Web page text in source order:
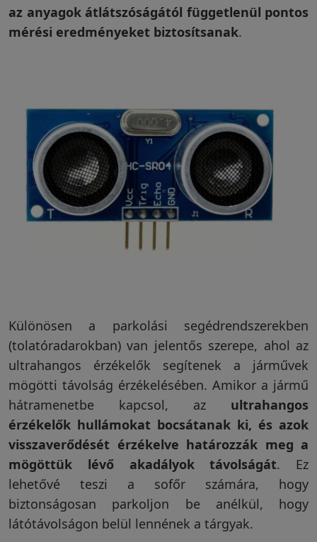
az anyagok átlátszóságától függetlenül pontos
mérési eredményeket biztosítsanak.
Különösen a parkolási segédrendszerekben
(tolatóradarokban) van jelentős szerepe, ahol az
ultrahangos érzékelők segítenek a járművek
mögötti távolság érzékelésében. Amikor a jármű
hátramenetbe kapcsol, az ultrahangos
érzékelők hullámokat bocsátanak ki, és azok
visszaverődését érzékelve határozzák meg a
mögöttük lévő akadályok távolságát. Ez
lehetővé teszi a sofőr számára, hogy
biztonságosan parkoljon be anélkül, hogy
látótávolságon belül lennének a tárgyak.